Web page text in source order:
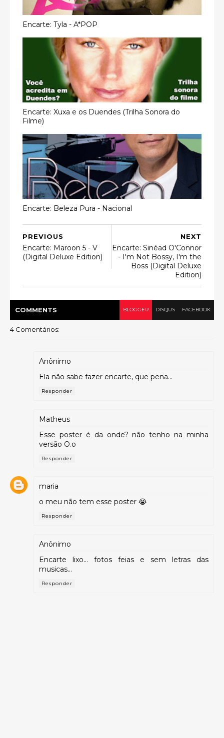
Encarte: Tyla - A*POP
Encarte: Xuxa e os Duendes (Trilha Sonora do
Filme)
Encarte: Beleza Pura - Nacional
NEXT
Encarte: Sinéad O'Connor
- I'm Not Bossy, I'm the
Boss (Digital Deluxe
Edition)
PREVIOUS
Encarte: Maroon 5 - V
(Digital Deluxe Edition)
COMMENTS BLOGGER DISQUS FACEBOOK
4 Comentários:
Anônimo
Ela não sabe fazer encarte, que pena...
Responder
Matheus
Esse poster é da onde? não tenho na minha
versão O.o
Responder
maria
o meu não tem esse poster 😭
Responder
Anônimo
Encarte lixo... fotos feias e sem letras das
musicas...
Responder